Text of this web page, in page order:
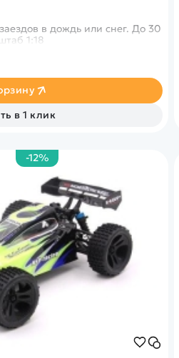
в дождь или снег. До 30
1:18
в 1 клик
-12%